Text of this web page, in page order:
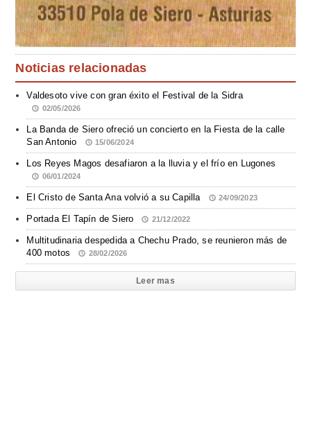
Noticias relacionadas
Valdesoto vive con gran éxito el Festival de la Sidra
02/05/2026
La Banda de Siero ofreció un concierto en la Fiesta de la calle
San Antonio
15/06/2024
Los Reyes Magos desafiaron a la lluvia y el frío en Lugones
06/01/2024
El Cristo de Santa Ana volvió a su Capilla 24/09/2023
Portada El Tapín de Siero 21/12/2022
Multitudinaria despedida a Chechu Prado, se reunieron más de
400 motos
28/02/2026
Leer mas